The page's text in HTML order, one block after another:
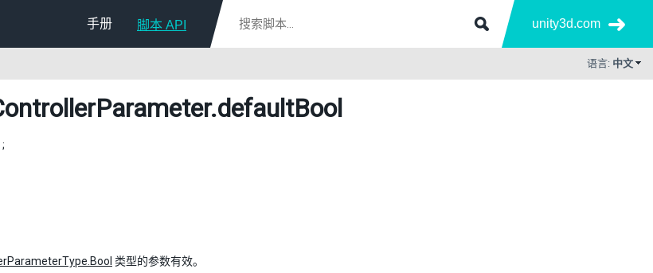
手册 脚本 API unity3d.com
语言: 中文
.defaultBool
;
类型的参数有效。